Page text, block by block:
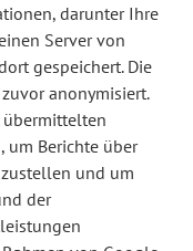
darunter Ihre
Server von
gespeichert. Die
anonymisiert.
übermittelten
um Berichte über
und um
der